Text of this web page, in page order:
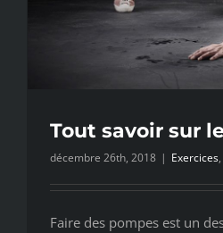
Tout savoir sur
décembre 26th, 2018 | Exercices,
Faire des pompes est un